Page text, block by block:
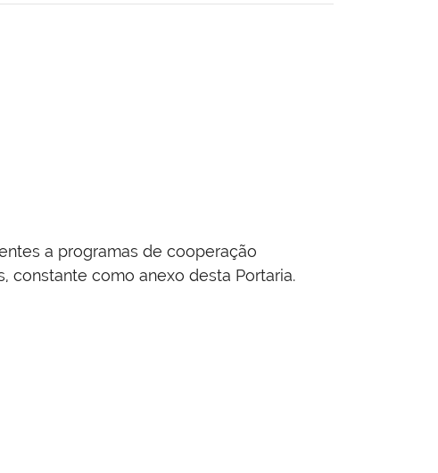
a programas de cooperação
constante como anexo desta Portaria.